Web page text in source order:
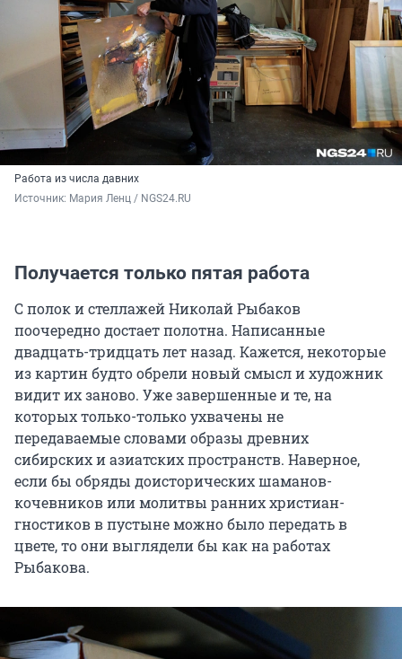
Работа из числа давних
Источник: Мария Ленц / NGS24.RU
Получается только пятая работа
С полок и стеллажей Николай Рыбаков
поочередно достает полотна. Написанные
двадцать-тридцать лет назад. Кажется, некоторые
из картин будто обрели новый смысл и художник
видит их заново. Уже завершенные и те, на
которых только-только ухвачены не
передаваемые словами образы древних
сибирских и азиатских пространств. Наверное,
если бы обряды доисторических шаманов-
кочевников или молитвы ранних христиан-
гностиков в пустыне можно было передать в
цвете, то они выглядели бы как на работах
Рыбакова.